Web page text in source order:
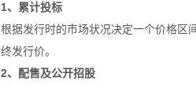
1、累计投标
根据发行时的市场状况决定一个价格区
终发行价。
2、配售及公开招股